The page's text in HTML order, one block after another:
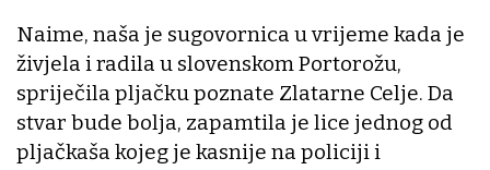
Naime, naša je sugovornica u vrijeme kada je
živjela i radila u slovenskom Portorožu,
spriječila pljačku poznate Zlatarne Celje. Da
stvar bude bolja, zapamtila je lice jednog od
pljačkaša kojeg je kasnije na policiji i